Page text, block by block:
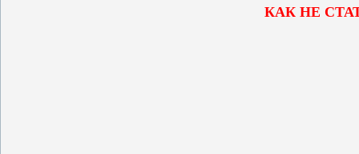
КАК НЕ